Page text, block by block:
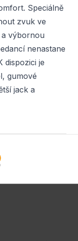
Speciálně
zvuk ve
výbornou
nenastane
dispozici je
gumové
jack a